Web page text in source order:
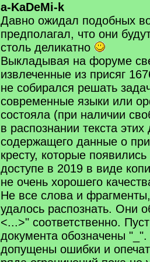
a-KaDeMi-k
Давно ожидал подобных
предполагал, что они
столь деликатно
Выкладывая на форуме
извлеченные из присяг
не собирался решать
современные языки или
состояла (при наличии
в распознании текста
содержащего данные о
кресту, которые
доступе в 2019 в виде
не очень хорошего
Не все слова и
удалось распознать. Они
<...>" соответственно.
документа обозначены
допущены ошибки и